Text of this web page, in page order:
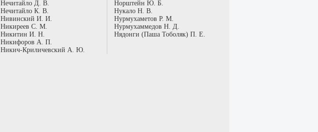
Нечитайло Д. В.
Нечитайло К. В.
Нивинский И. И.
Никиреев С. М.
Никитин И. Н.
Никифоров А. П.
Никич-Криличевский А. Ю.
Норштейн Ю. Б.
Нукало Н. В.
Нурмухаметов Р. М.
Нурмухаммедов Н. Д.
Нядонги (Паша Тоболяк) П. Е.